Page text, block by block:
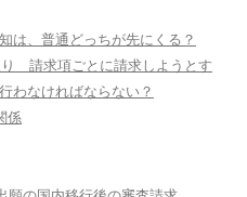
は、普通どっちが先にくる？
請求項ごとに請求しようとす
わなければならない？
係